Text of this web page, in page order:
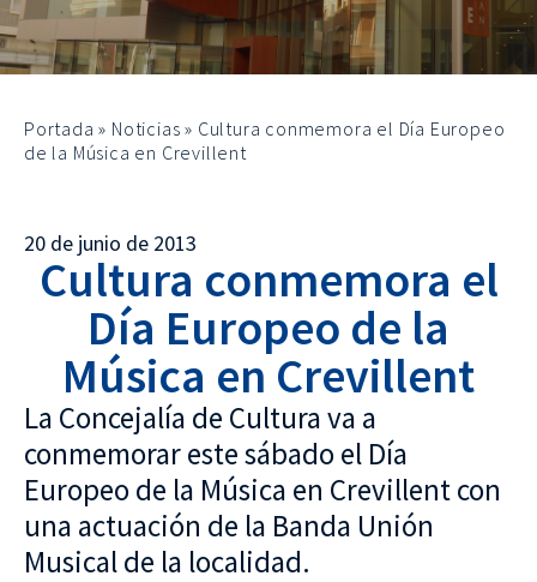
Portada » Noticias » Cultura conmemora el Día Europeo
de la Música en Crevillent
20 de junio de 2013
Cultura conmemora el
Día Europeo de la
Música en Crevillent
La Concejalía de Cultura va a
conmemorar este sábado el Día
Europeo de la Música en Crevillent con
una actuación de la Banda Unión
Musical de la localidad.